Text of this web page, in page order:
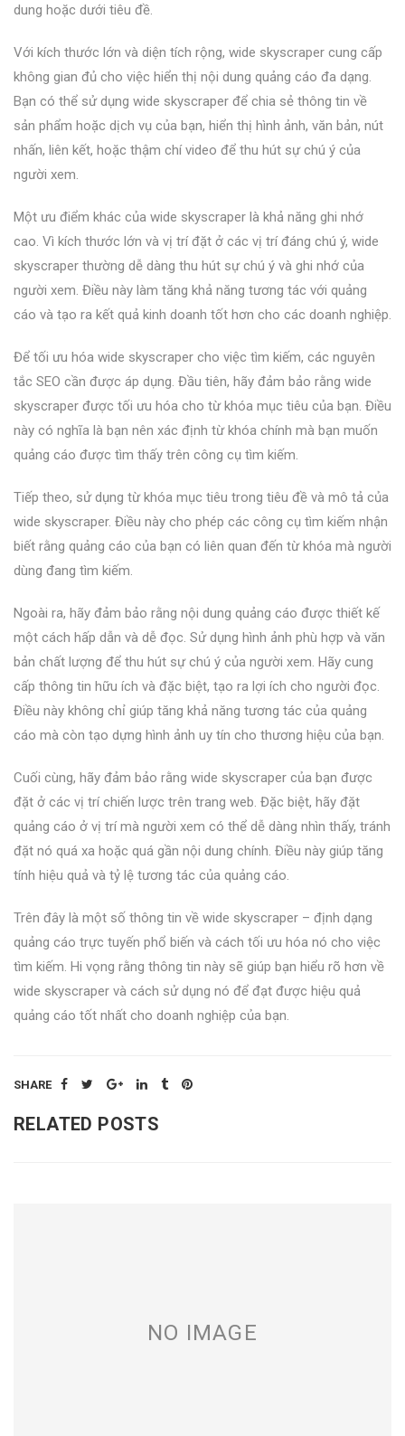
dung hoặc dưới tiêu đề.
Với kích thước lớn và diện tích rộng, wide skyscraper cung cấp
không gian đủ cho việc hiển thị nội dung quảng cáo đa dạng.
Bạn có thể sử dụng wide skyscraper để chia sẻ thông tin về
sản phẩm hoặc dịch vụ của bạn, hiển thị hình ảnh, văn bản, nút
nhấn, liên kết, hoặc thậm chí video để thu hút sự chú ý của
người xem.
Một ưu điểm khác của wide skyscraper là khả năng ghi nhớ
cao. Vì kích thước lớn và vị trí đặt ở các vị trí đáng chú ý, wide
skyscraper thường dễ dàng thu hút sự chú ý và ghi nhớ của
người xem. Điều này làm tăng khả năng tương tác với quảng
cáo và tạo ra kết quả kinh doanh tốt hơn cho các doanh nghiệp.
Để tối ưu hóa wide skyscraper cho việc tìm kiếm, các nguyên
tắc SEO cần được áp dụng. Đầu tiên, hãy đảm bảo rằng wide
skyscraper được tối ưu hóa cho từ khóa mục tiêu của bạn. Điều
này có nghĩa là bạn nên xác định từ khóa chính mà bạn muốn
quảng cáo được tìm thấy trên công cụ tìm kiếm.
Tiếp theo, sử dụng từ khóa mục tiêu trong tiêu đề và mô tả của
wide skyscraper. Điều này cho phép các công cụ tìm kiếm nhận
biết rằng quảng cáo của bạn có liên quan đến từ khóa mà người
dùng đang tìm kiếm.
Ngoài ra, hãy đảm bảo rằng nội dung quảng cáo được thiết kế
một cách hấp dẫn và dễ đọc. Sử dụng hình ảnh phù hợp và văn
bản chất lượng để thu hút sự chú ý của người xem. Hãy cung
cấp thông tin hữu ích và đặc biệt, tạo ra lợi ích cho người đọc.
Điều này không chỉ giúp tăng khả năng tương tác của quảng
cáo mà còn tạo dựng hình ảnh uy tín cho thương hiệu của bạn.
Cuối cùng, hãy đảm bảo rằng wide skyscraper của bạn được
đặt ở các vị trí chiến lược trên trang web. Đặc biệt, hãy đặt
quảng cáo ở vị trí mà người xem có thể dễ dàng nhìn thấy, tránh
đặt nó quá xa hoặc quá gần nội dung chính. Điều này giúp tăng
tính hiệu quả và tỷ lệ tương tác của quảng cáo.
Trên đây là một số thông tin về wide skyscraper – định dạng
quảng cáo trực tuyến phổ biến và cách tối ưu hóa nó cho việc
tìm kiếm. Hi vọng rằng thông tin này sẽ giúp bạn hiểu rõ hơn về
wide skyscraper và cách sử dụng nó để đạt được hiệu quả
quảng cáo tốt nhất cho doanh nghiệp của bạn.
SHARE
RELATED POSTS
NO IMAGE